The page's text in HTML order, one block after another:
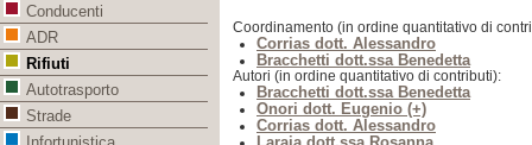
Coordinamento (in ordine quantitativo di
Corrias dott. Alessandro
Bracchetti dott.ssa Benedetta
Autori (in ordine quantitativo di contributi):
Bracchetti dott.ssa Benedetta
Onori dott. Eugenio (+)
Corrias dott. Alessandro
Conducenti
ADR
Rifiuti
Autotrasporto
Strade